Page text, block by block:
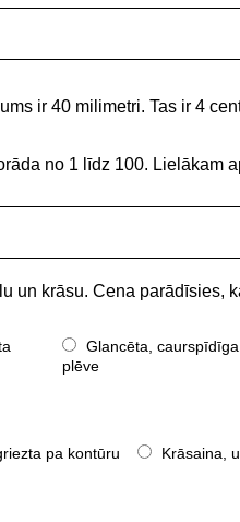
ir 40 milimetri. Tas ir 4
no 1 līdz 100. Lielākam
un krāsu. Cena parādīsies,
Glancēta, caurspīdīga
plēve
pa kontūru Krāsaina,